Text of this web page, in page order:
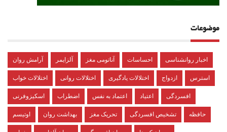
موضوعات
آرامش روان آلزایمر آناتومی مغز احساسات اخبار روانشناسی
اختلالات خواب اختلالات روانی اختلالات یادگیری ازدواج استرس
اسکیزوفرنی اضطراب اعتماد به نفس اعتیاد افسردگی
اوتیسم بهداشت روان تحریک مغز تشخیص افسردگی حافظه